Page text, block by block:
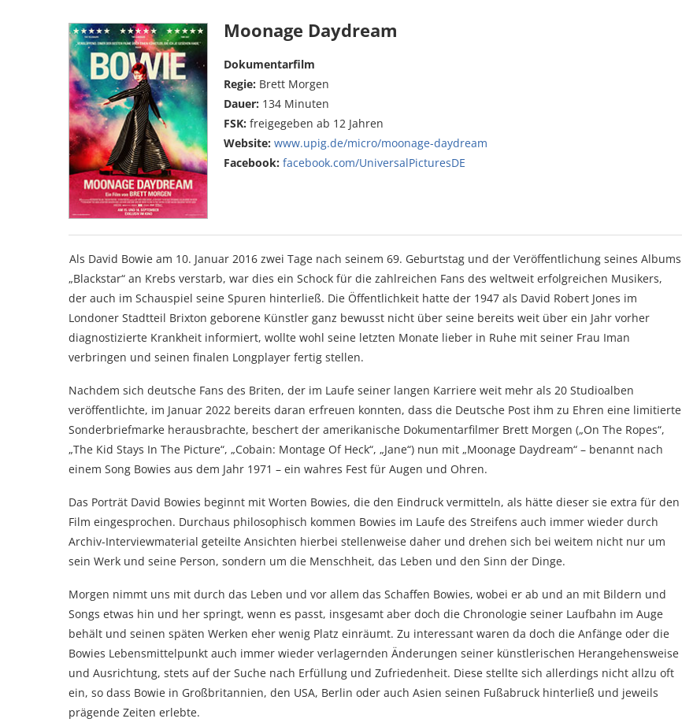
Moonage Daydream
Dokumentarfilm
Regie: Brett Morgen
Dauer: 134 Minuten
FSK: freigegeben ab 12 Jahren
Website: www.upig.de/micro/moonage-daydream
Facebook: facebook.com/UniversalPicturesDE
Als David Bowie am 10. Januar 2016 zwei Tage nach seinem 69. Geburtstag und der Veröffentlichung seines Albums
„Blackstar“ an Krebs verstarb, war dies ein Schock für die zahlreichen Fans des weltweit erfolgreichen Musikers,
der auch im Schauspiel seine Spuren hinterließ. Die Öffentlichkeit hatte der 1947 als David Robert Jones im
Londoner Stadtteil Brixton geborene Künstler ganz bewusst nicht über seine bereits weit über ein Jahr vorher
diagnostizierte Krankheit informiert, wollte wohl seine letzten Monate lieber in Ruhe mit seiner Frau Iman
verbringen und seinen finalen Longplayer fertig stellen.
Nachdem sich deutsche Fans des Briten, der im Laufe seiner langen Karriere weit mehr als 20 Studioalben
veröffentlichte, im Januar 2022 bereits daran erfreuen konnten, dass die Deutsche Post ihm zu Ehren eine limitierte
Sonderbriefmarke herausbrachte, beschert der amerikanische Dokumentarfilmer Brett Morgen („On The Ropes“,
„The Kid Stays In The Picture“, „Cobain: Montage Of Heck“, „Jane“) nun mit „Moonage Daydream“ – benannt nach
einem Song Bowies aus dem Jahr 1971 – ein wahres Fest für Augen und Ohren.
Das Porträt David Bowies beginnt mit Worten Bowies, die den Eindruck vermitteln, als hätte dieser sie extra für den
Film eingesprochen. Durchaus philosophisch kommen Bowies im Laufe des Streifens auch immer wieder durch
Archiv-Interviewmaterial geteilte Ansichten hierbei stellenweise daher und drehen sich bei weitem nicht nur um
sein Werk und seine Person, sondern um die Menschheit, das Leben und den Sinn der Dinge.
Morgen nimmt uns mit durch das Leben und vor allem das Schaffen Bowies, wobei er ab und an mit Bildern und
Songs etwas hin und her springt, wenn es passt, insgesamt aber doch die Chronologie seiner Laufbahn im Auge
behält und seinen späten Werken eher wenig Platz einräumt. Zu interessant waren da doch die Anfänge oder die
Bowies Lebensmittelpunkt auch immer wieder verlagernden Änderungen seiner künstlerischen Herangehensweise
und Ausrichtung, stets auf der Suche nach Erfüllung und Zufriedenheit. Diese stellte sich allerdings nicht allzu oft
ein, so dass Bowie in Großbritannien, den USA, Berlin oder auch Asien seinen Fußabruck hinterließ und jeweils
prägende Zeiten erlebte.